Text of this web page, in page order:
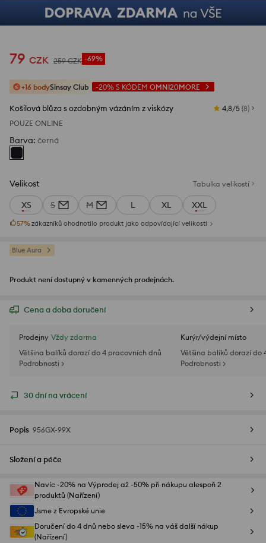
79 CZK 259 CZK -69%
+16 bodySinsay Club -20% S KÓDEM OMNI20MORE
Košilová blůza s ozdobným vázáním z viskózy 4,8/5 (8)
POUZE ONLINE
Barva: černá
Velikost Tabulka velikostí
XS S M L XL XXL
57%zákazníků ohodnotilo produkt jako odpovídající velikosti
Blue Aura
Produkt není dostupný v kamenných prodejnách.
Cena a doba doručení
Prodejny Vždy zdarma
Většina balíků dorazí do 4 pracovních dnů
Podrobnosti >
Kurýr/výdejní místo
Většina balíků dorazí do
Podrobnosti >
30 dní na vrácení
Popis 956GX-99X
Složení a péče
Navíc -20% na Výprodej až -50% při nákupu alespoň 2
produktů (Nařízení)
Jsme z Evropské unie
Doručení do 4 dnů nebo sleva -15% na váš další nákup
(Nařízení)